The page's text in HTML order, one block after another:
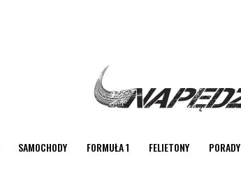
SAMOCHODY FORMUŁA 1 FELIETONY PORADY